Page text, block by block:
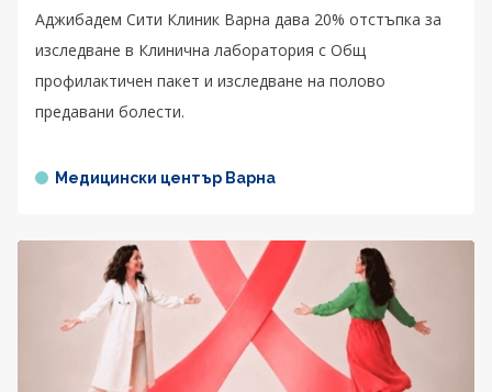
Аджибадем Сити Клиник Варна дава 20% отстъпка за
изследване в Клинична лаборатория с Общ
профилактичен пакет и изследване на полово
предавани болести.
Медицински център Варна